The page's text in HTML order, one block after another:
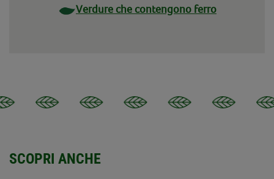
Verdure che contengono ferro
SCOPRI ANCHE